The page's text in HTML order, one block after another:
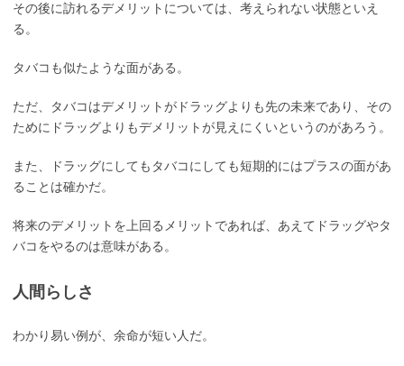
その後に訪れるデメリットについては、考えられない状態といえ
る。
タバコも似たような面がある。
ただ、タバコはデメリットがドラッグよりも先の未来であり、その
ためにドラッグよりもデメリットが見えにくいというのがあろう。
また、ドラッグにしてもタバコにしても短期的にはプラスの面があ
ることは確かだ。
将来のデメリットを上回るメリットであれば、あえてドラッグやタ
バコをやるのは意味がある。
人間らしさ
わかり易い例が、余命が短い人だ。